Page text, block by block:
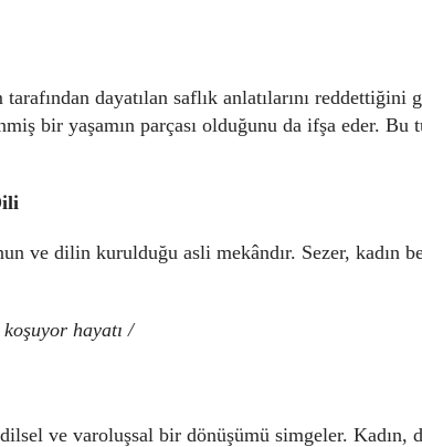
dayatılan saflık anlatılarını reddettiğini
bir yaşamın parçası olduğunu da ifşa eder.
ve dilin kurulduğu asli mekândır. Sezer, kadın
hayatı /
ve varoluşsal bir dönüşümü simgeler. Kadın,